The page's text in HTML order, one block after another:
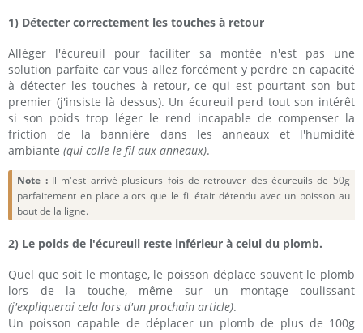
1) Détecter correctement les touches à retour
Alléger l'écureuil pour faciliter sa montée n'est pas une
solution parfaite car vous allez forcément y perdre en capacité
à détecter les touches à retour, ce qui est pourtant son but
premier (j'insiste là dessus). Un écureuil perd tout son intérêt
si son poids trop léger le rend incapable de compenser la
friction de la bannière dans les anneaux et l'humidité
ambiante (qui colle le fil aux anneaux).
Note :Il m'est arrivé plusieurs fois de retrouver des écureuils de 50g
parfaitement en place alors que le fil était détendu avec un poisson au
bout de la ligne.
2) Le poids de l'écureuil reste inférieur à celui du plomb.
Quel que soit le montage, le poisson déplace souvent le plomb
lors de la touche, même sur un montage coulissant
(j'expliquerai cela lors d'un prochain article).
Un poisson capable de déplacer un plomb de plus de 100g